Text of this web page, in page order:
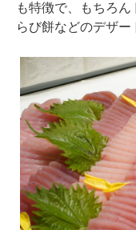
も特徴で、もちろ
らび餅などのデザー